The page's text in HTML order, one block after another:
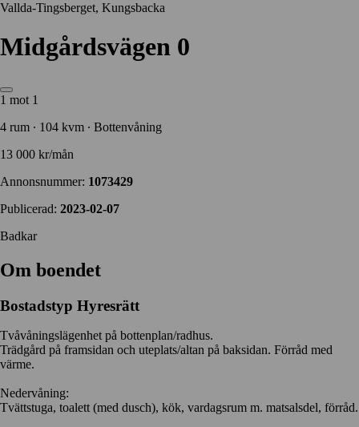
Vallda-Tingsberget, Kungsbacka
Midgårdsvägen 0
1 mot 1
4 rum ∙ 104 kvm ∙ Bottenvåning
13 000 kr/mån
Annonsnummer: 1073429
Publicerad: 2023-02-07
Badkar
Om boendet
Bostadstyp Hyresrätt
Tvåvåningslägenhet på bottenplan/radhus.
Trädgård på framsidan och uteplats/altan på baksidan. Förråd med
värme.
Nedervåning:
Tvättstuga, toalett (med dusch), kök, vardagsrum m. matsalsdel, förråd.